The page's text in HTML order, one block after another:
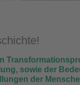
sowie der
der